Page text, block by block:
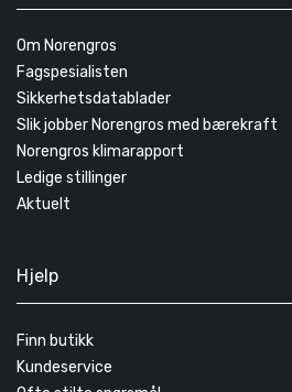
Om Norengros
Fagspesialisten
Sikkerhetsdatablader
Slik jobber Norengros med bærekraft
Norengros klimarapport
Ledige stillinger
Aktuelt
Hjelp
Finn butikk
Kundeservice